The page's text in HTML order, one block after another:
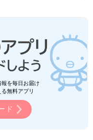
を毎日お届け
無料アプリ
ド